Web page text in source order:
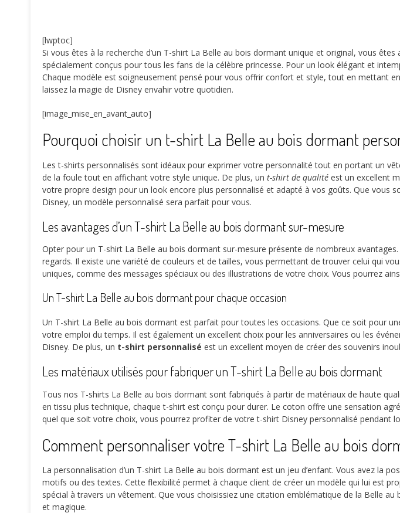
[lwptoc]
Si vous êtes à la recherche d’un T-shirt La Belle au bois dormant unique et original, vous
spécialement conçus pour tous les fans de la célèbre princesse. Pour un look élégant et
Chaque modèle est soigneusement pensé pour vous offrir confort et style, tout en mettant
laissez la magie de Disney envahir votre quotidien.
[image_mise_en_avant_auto]
Pourquoi choisir un t-shirt La Belle au bois dormant
Les t-shirts personnalisés sont idéaux pour exprimer votre personnalité tout en portant un
de la foule tout en affichant votre style unique. De plus, un t-shirt de qualité est un excellent
votre propre design pour un look encore plus personnalisé et adapté à vos goûts. Que vous
Disney, un modèle personnalisé sera parfait pour vous.
Les avantages d’un T-shirt La Belle au bois dormant sur-mesure
Opter pour un T-shirt La Belle au bois dormant sur-mesure présente de nombreux avantages.
regards. Il existe une variété de couleurs et de tailles, vous permettant de trouver celui qui
uniques, comme des messages spéciaux ou des illustrations de votre choix. Vous pourrez
Un T-shirt La Belle au bois dormant pour chaque occasion
Un T-shirt La Belle au bois dormant est parfait pour toutes les occasions. Que ce soit pour
votre emploi du temps. Il est également un excellent choix pour les anniversaires ou les
Disney. De plus, un t-shirt personnalisé est un excellent moyen de créer des souvenirs
Les matériaux utilisés pour fabriquer un T-shirt La Belle au bois dormant
Tous nos T-shirts La Belle au bois dormant sont fabriqués à partir de matériaux de haute
en tissu plus technique, chaque t-shirt est conçu pour durer. Le coton offre une sensation
quel que soit votre choix, vous pourrez profiter de votre t-shirt Disney personnalisé pendant
Comment personnaliser votre T-shirt La Belle au bois
La personnalisation d’un T-shirt La Belle au bois dormant est un jeu d’enfant. Vous avez la
motifs ou des textes. Cette flexibilité permet à chaque client de créer un modèle qui lui est
spécial à travers un vêtement. Que vous choisissiez une citation emblématique de la Belle
et magique.